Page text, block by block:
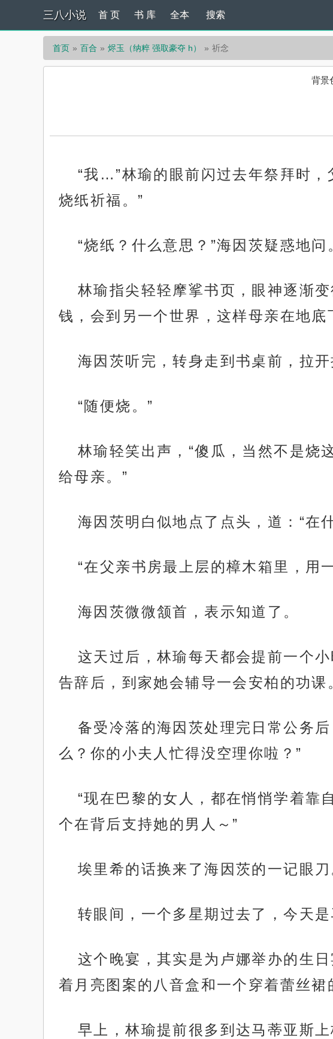
三八小说 首 页 书 库 全本 搜索
首页 百合 烬玉（纳粹 强取豪夺 h） 祈念
背景
“我…”林瑜的眼前闪过去年祭拜时
烧纸祈福。”
“烧纸？什么意思？”海因茨疑惑地问
林瑜指尖轻轻摩挲书页，眼神逐渐
钱，会到另一个世界，这样母亲在地底
海因茨听完，转身走到书桌前，拉
“随便烧。”
林瑜轻笑出声，“傻瓜，当然不是烧
给母亲。”
海因茨明白似地点了点头，道：“在
“在父亲书房最上层的樟木箱里，用
海因茨微微颔首，表示知道了。
这天过后，林瑜每天都会提前一个
告辞后，到家她会辅导一会安柏的功课
备受冷落的海因茨处理完日常公务
么？你的小夫人忙得没空理你啦？”
“现在巴黎的女人，都在悄悄学着靠
个在背后支持她的男人～”
埃里希的话换来了海因茨的一记眼刀
转眼间，一个多星期过去了，今天
这个晚宴，其实是为卢娜举办的生
着月亮图案的八音盒和一个穿着蕾丝裙
早上，林瑜提前很多到达马蒂亚斯